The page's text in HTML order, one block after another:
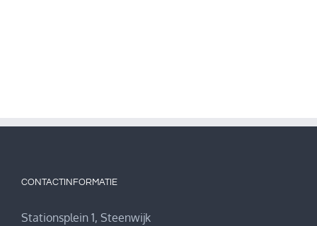
CONTACTINFORMATIE
Stationsplein 1, Steenwijk